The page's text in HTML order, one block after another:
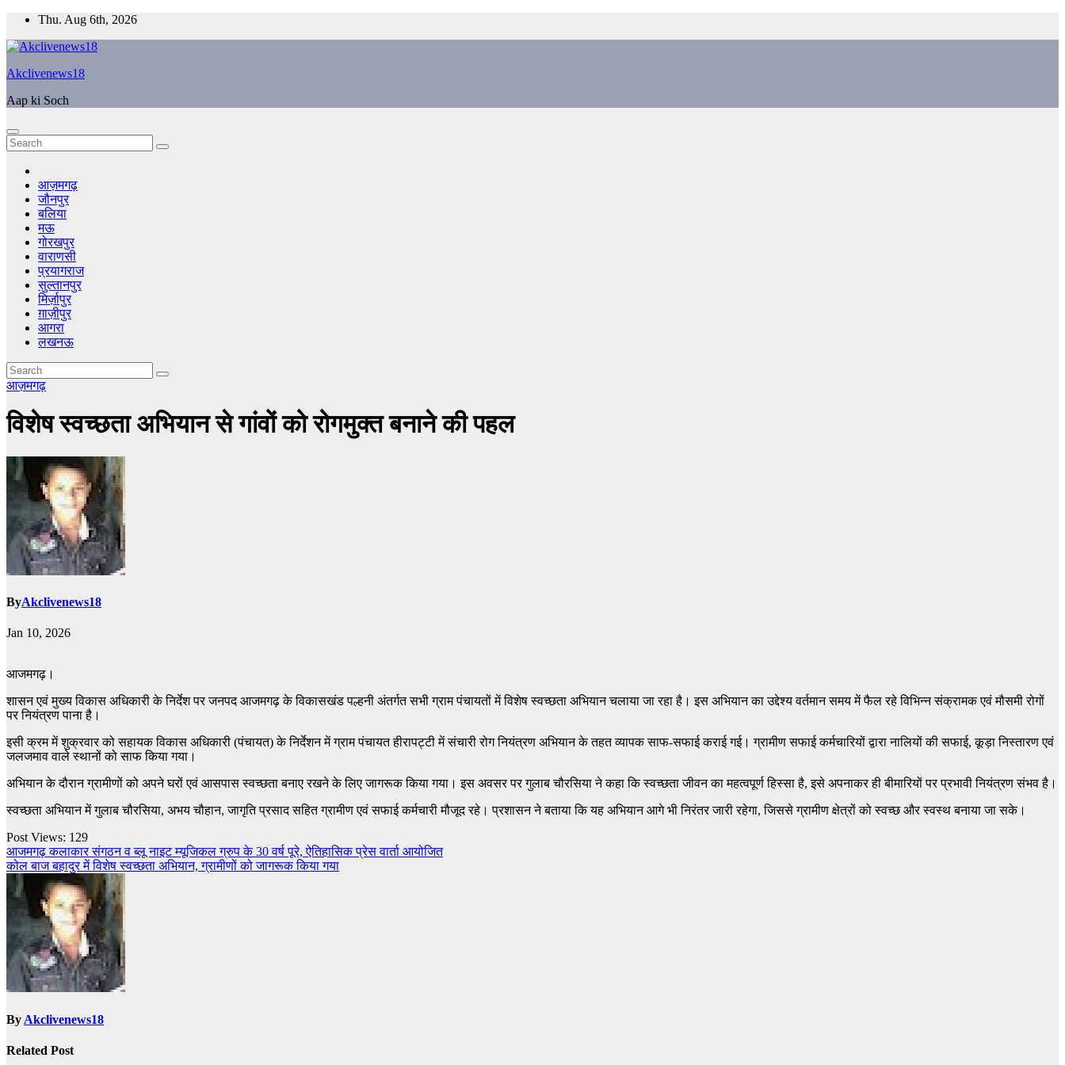
Skip
content
Thu. Aug 6th, 2026
Akclivenews18
Aap ki Soch
आज़मगढ़
जौनपुर
बलिया
मऊ
गोरखपुर
वाराणसी
प्रयागराज
सुल्तानपुर
मिर्ज़ापुर
ग़ाज़ीपुर
आगरा
लखनऊ
आज़मगढ़
विशेष स्वच्छता अभियान से गांवों को रोगमुक्त बनाने की पहल
ByAkclivenews18
Jan 10, 2026
आजमगढ़।
शासन एवं मुख्य विकास अधिकारी के निर्देश पर जनपद आजमगढ़ के विकासखंड पल्हनी अंतर्गत सभी ग्राम पंचायतों में विशेष स्वच्छता अभियान चलाया जा रहा है। इस अभियान का उद्देश्य वर्तमान समय में फैल रहे विभिन्न संक्रामक एवं मौसमी रोगों
पर नियंत्रण पाना है।
इसी क्रम में शुक्रवार को सहायक विकास अधिकारी (पंचायत) के निर्देशन में ग्राम पंचायत हीरापट्टी में संचारी रोग नियंत्रण अभियान के तहत व्यापक साफ-सफाई कराई गई। ग्रामीण सफाई कर्मचारियों द्वारा नालियों की सफाई, कूड़ा निस्तारण एवं
जलजमाव वाले स्थानों को साफ किया गया।
अभियान के दौरान ग्रामीणों को अपने घरों एवं आसपास स्वच्छता बनाए रखने के लिए जागरूक किया गया। इस अवसर पर गुलाब चौरसिया ने कहा कि स्वच्छता जीवन का महत्वपूर्ण हिस्सा है, इसे अपनाकर ही बीमारियों पर प्रभावी नियंत्रण संभव है।
स्वच्छता अभियान में गुलाब चौरसिया, अभय चौहान, जागृति प्रसाद सहित ग्रामीण एवं सफाई कर्मचारी मौजूद रहे। प्रशासन ने बताया कि यह अभियान आगे भी निरंतर जारी रहेगा, जिससे ग्रामीण क्षेत्रों को स्वच्छ और स्वस्थ बनाया जा सके।
Post Views: 129
Post
navigation
आजमगढ़ कलाकार संगठन व ब्लू नाइट म्यूजिकल ग्रुप के 30 वर्ष पूरे, ऐतिहासिक प्रेस वार्ता आयोजित
कोल बाज बहादुर में विशेष स्वच्छता अभियान, ग्रामीणों को जागरूक किया गया
By Akclivenews18
Related Post